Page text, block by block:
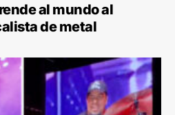
al mundo al
de metal